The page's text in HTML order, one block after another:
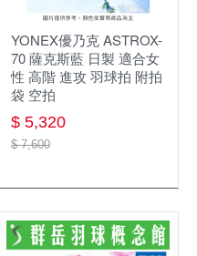
YONEX優乃克 ASTROX-
70 薩克斯藍 日製 適合女
性 高階 進攻 羽球拍 附拍
袋 空拍
$ 5,320
$ 7,600